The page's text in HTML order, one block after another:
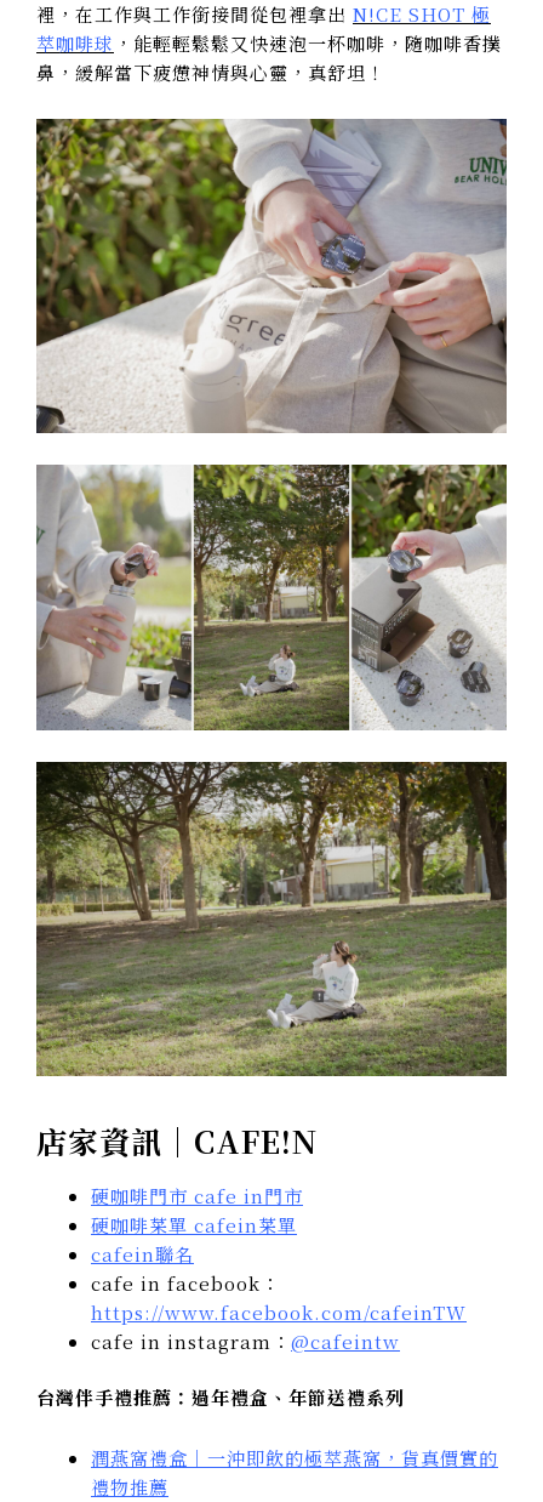
裡，在工作與工作銜接間從包裡拿出 N!CE SHOT 極
萃咖啡球 ，能輕輕鬆鬆又快速泡一杯咖啡，隨咖啡香撲
鼻，緩解當下疲憊神情與心靈，真舒坦！
店家資訊｜CAFE!N
硬咖啡門市 cafe in門市
硬咖啡菜單 cafein菜單
cafein聯名
cafe in facebook：
https://www.facebook.com/cafeinTW
cafe in instagram： @cafeintw
台灣伴手禮推薦：過年禮盒、年節送禮系列
潤燕窩禮盒｜一沖即飲的極萃燕窩，貨真價實的
禮物推薦